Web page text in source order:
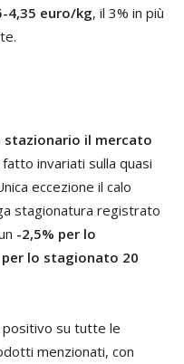
4,35 euro/kg, il 3% in più
stazionario il mercato
invariati sulla quasi
eccezione il calo
stagionatura registrato
-2,5% per lo
per lo stagionato 20
positivo su tutte le
menzionati, con